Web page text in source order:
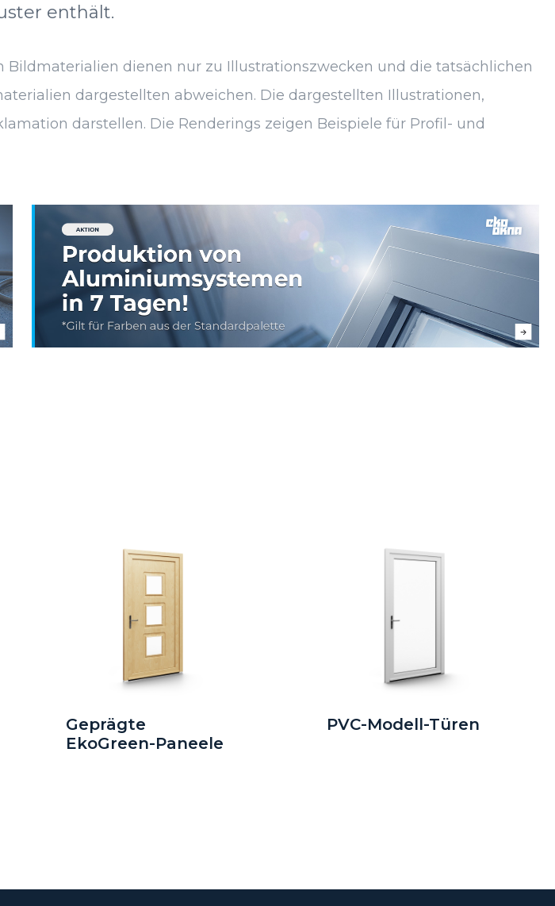
enthält.
dienen nur zu Illustrationszwecken und die tatsächlichen
dargestellten abweichen. Die dargestellten Illustrationen,
darstellen. Die Renderings zeigen Beispiele für Profil- und
Geprägte
EkoGreen-Paneele
PVC-Modell-Türen